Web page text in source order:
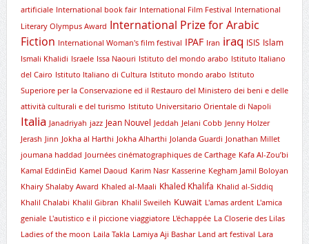
artificiale International book fair International Film Festival International
Literary Olympus Award International Prize for Arabic
Fiction International Woman's film festival IPAF Iran iraq ISIS Islam
Ismali Khalidi Israele Issa Naouri Istituto del mondo arabo Istituto Italiano
del Cairo Istituto Italiano di Cultura Istituto mondo arabo Istituto
Superiore per la Conservazione ed il Restauro del Ministero dei beni e delle
attività culturali e del turismo Istituto Universitario Orientale di Napoli
Italia Janadriyah jazz Jean Nouvel Jeddah Jelani Cobb Jenny Holzer
Jerash Jinn Jokha al Harthi Jokha Alharthi Jolanda Guardi Jonathan Millet
joumana haddad Journées cinématographiques de Carthage Kafa Al-Zou’bi
Kamal EddinEid Kamel Daoud Karim Nasr Kasserine Kegham Jamil Boloyan
Khairy Shalaby Award Khaled al-Maali Khaled Khalifa Khalid al-Siddiq
Khalil Chalabi Khalil Gibran Khalil Sweileh Kuwait L'amas ardent L'amica
geniale L'autistico e il piccione viaggiatore L'échappée La Closerie des Lilas
Ladies of the moon Laila Takla Lamiya Aji Bashar Land art festival Lara